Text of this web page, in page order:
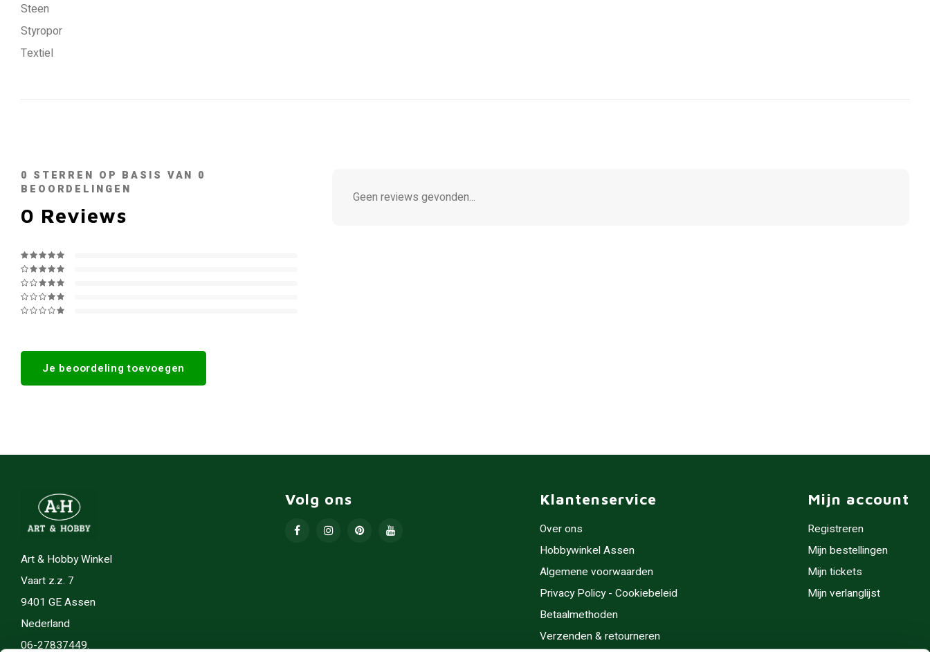
Steen
Styropor
Textiel
0 STERREN OP BASIS VAN 0
BEOORDELINGEN
0 Reviews
Je beoordeling toevoegen
Geen reviews gevonden...
Art & Hobby Winkel
Vaart z.z. 7
9401 GE Assen
Nederland
06-27837449.
Volg ons Klantenservice
Over ons
Hobbywinkel Assen
Algemene voorwaarden
Privacy Policy - Cookiebeleid
Betaalmethoden
Verzenden & retourneren
Mijn account
Registreren
Mijn bestellingen
Mijn tickets
Mijn verlanglijst